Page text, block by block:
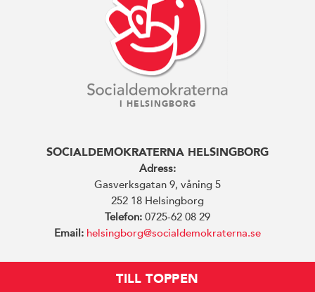
I HELSINGBORG
SOCIALDEMOKRATERNA HELSINGBORG
Adress:
Gasverksgatan 9, våning 5
252 18 Helsingborg
Telefon: 0725-62 08 29
Email: helsingborg@socialdemokraterna.se
TILL TOPPEN